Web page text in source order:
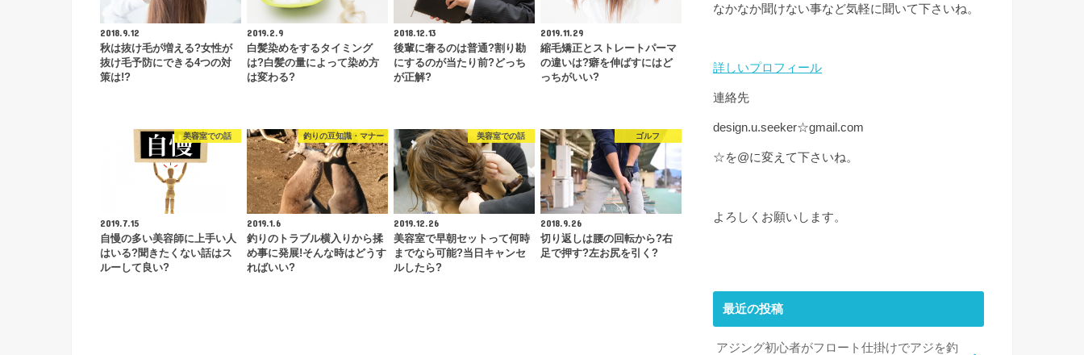
2018.9.12
秋は抜け毛が増える?女性が
抜け毛予防にできる4つの対
策は!?
2019.2.9
白髪染めをするタイミング
は?白髪の量によって染め方
は変わる?
2018.12.13
後輩に奢るのは普通?割り勘
にするのが当たり前?どっち
が正解?
2019.11.29
縮毛矯正とストレートパーマ
の違いは?癖を伸ばすにはど
っちがいい?
美容室での話
2019.7.15
自慢の多い美容師に上手い人
はいる?聞きたくない話はス
ルーして良い?
釣りの豆知識・マナー
2019.1.6
釣りのトラブル横入りから揉
め事に発展!そんな時はどうす
ればいい?
美容室での話
2019.12.26
美容室で早朝セットって何時
までなら可能?当日キャンセ
ルしたら?
ゴルフ
2018.9.26
切り返しは腰の回転から?右
足で押す?左お尻を引く?
なかなか聞けない事など気軽に聞いて下さいね。
詳しいプロフィール
連絡先
design.u.seeker☆gmail.com
☆を@に変えて下さいね。
よろしくお願いします。
最近の投稿
アジング初心者がフロート仕掛けでアジを釣